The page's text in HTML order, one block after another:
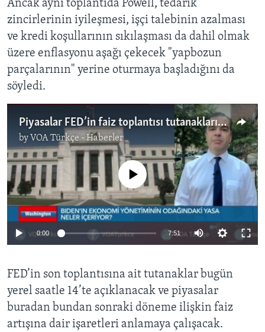
Ancak aynı toplantıda Powell, tedarik
zincirlerinin iyileşmesi, işçi talebinin azalması
ve kredi koşullarının sıkılaşması da dahil olmak
üzere enflasyonu aşağı çekecek "yapbozun
parçalarının" yerine oturmaya başladığını da
söyledi.
Piyasalar FED’in faiz toplantısı tutanaklarını bekliyor
by VOA Türkçe - Haberler
No media source currently available
0:00 7:51
FED’in son toplantısına ait tutanaklar bugün
yerel saatle 14’te açıklanacak ve piyasalar
buradan bundan sonraki döneme ilişkin faiz
artışına dair işaretleri anlamaya çalışacak.